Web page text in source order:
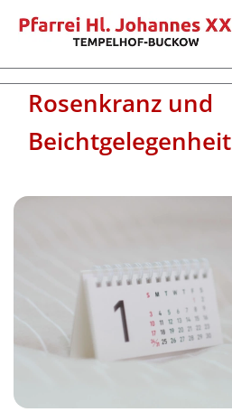
Rosenkranz und
Beichtgelegenheit